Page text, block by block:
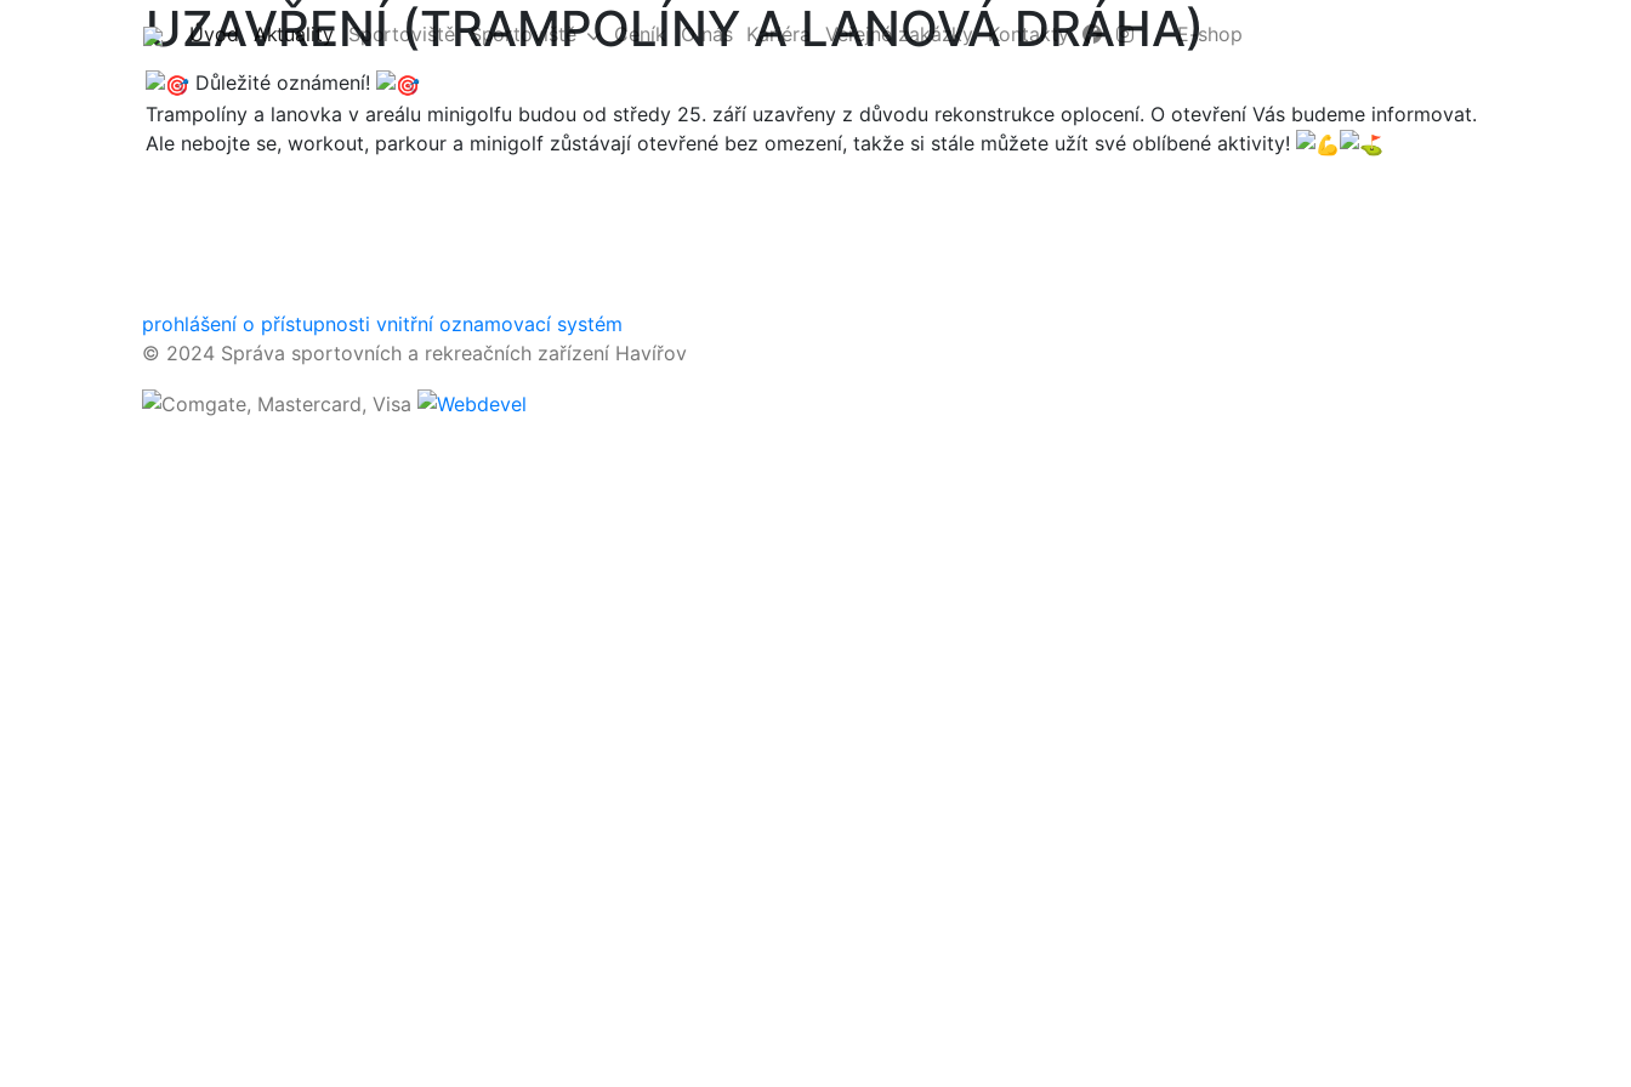
Úvod(current)
Aktuality(current)
Sportoviště Sportoviště Ceník O nás Kariéra Veřejné zakázky Kontakty E-shop
UZAVŘENÍ (TRAMPOLÍNY A LANOVÁ DRÁHA)
Důležité oznámení!
Trampolíny a lanovka v areálu minigolfu budou od středy 25. září uzavřeny z důvodu rekonstrukce oplocení. O otevření Vás budeme informovat.
Ale nebojte se, workout, parkour a minigolf zůstávají otevřené bez omezení, takže si stále můžete užít své oblíbené aktivity!
prohlášení o přístupnosti vnitřní oznamovací systém
© 2024 Správa sportovních a rekreačních zařízení Havířov